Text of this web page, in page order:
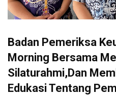
Badan Pemeriksa
Morning Bersama
Silaturahmi,dan
Edukasi Tentang